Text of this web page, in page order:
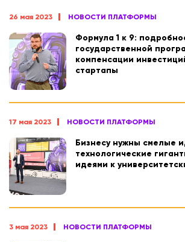
26 мая 2023 НОВОСТИ ПЛАТФОРМЫ
Формула 1 к 9:
государственной
компенсации
стартапы
17 мая 2023 НОВОСТИ ПЛАТФОРМЫ
Бизнесу нужны смелые
технологические
идеями к
3 мая 2023 НОВОСТИ ПЛАТФОРМЫ